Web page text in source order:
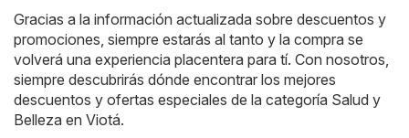
Gracias a la información actualizada sobre descuentos y
promociones, siempre estarás al tanto y la compra se
volverá una experiencia placentera para tí. Con nosotros,
siempre descubrirás dónde encontrar los mejores
descuentos y ofertas especiales de la categoría Salud y
Belleza en Viotá.